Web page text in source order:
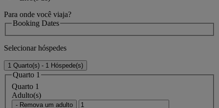
Para onde você viaja?
Booking Dates
Selecionar hóspedes
1 Quarto(s) - 1 Hóspede(s)
Quarto 1
Quarto 1
Adulto(s)
- Remova um adulto